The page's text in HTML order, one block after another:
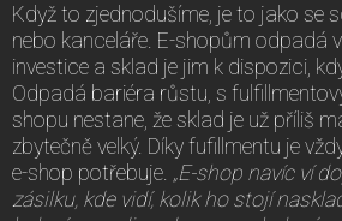
Když to zjednodušíme, je to jako se
nebo kanceláře. E-shopům odpadá
investice a sklad je jim k dispozici,
Odpadá bariéra růstu, s
shopu nestane, že sklad je už příliš
zbytečně velký. Díky fufillmentu je
e-shop potřebuje. „E-shop navíc ví
zásilku, kde vidí, kolik ho stojí